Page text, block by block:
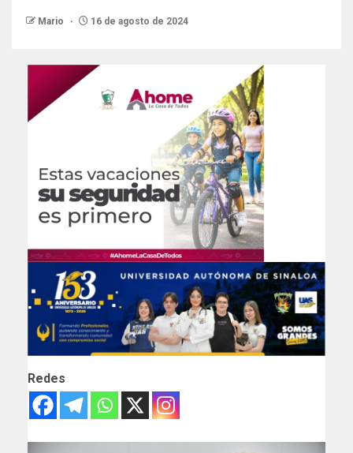
Mario 16 de agosto de 2024
Redes